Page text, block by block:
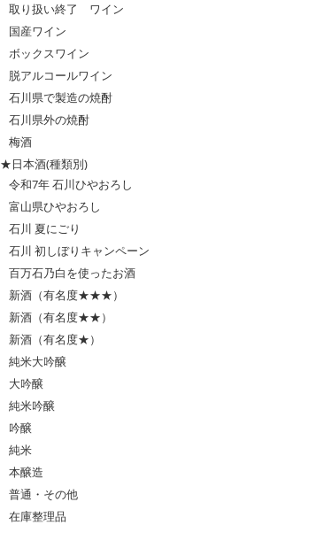
取り扱い終了 ワイン
国産ワイン
ボックスワイン
脱アルコールワイン
石川県で製造の焼酎
石川県外の焼酎
梅酒
★日本酒(種類別)
令和7年 石川ひやおろし
富山県ひやおろし
石川 夏にごり
石川 初しぼりキャンペーン
百万石乃白を使ったお酒
新酒（有名度★★★）
新酒（有名度★★）
新酒（有名度★）
純米大吟醸
大吟醸
純米吟醸
吟醸
純米
本醸造
普通・その他
在庫整理品